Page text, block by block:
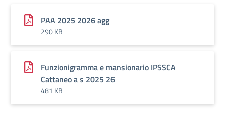
PAA 2025 2026 agg
290 KB
Funzionigramma e mansionario IPSSCA
Cattaneo a s 2025 26
481 KB